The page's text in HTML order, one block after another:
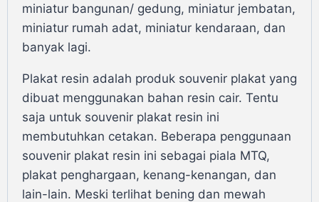
miniatur bangunan/ gedung, miniatur jembatan,
miniatur rumah adat, miniatur kendaraan, dan
banyak lagi.
Plakat resin adalah produk souvenir plakat yang
dibuat menggunakan bahan resin cair. Tentu
saja untuk souvenir plakat resin ini
membutuhkan cetakan. Beberapa penggunaan
souvenir plakat resin ini sebagai piala MTQ,
plakat penghargaan, kenang-kenangan, dan
lain-lain. Meski terlihat bening dan mewah